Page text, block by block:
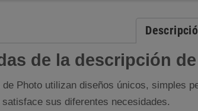
de la descripción
Photo utilizan diseños únicos, simples
sus diferentes necesidades.